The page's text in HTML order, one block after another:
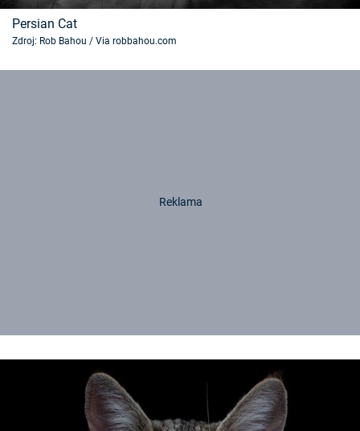
Persian Cat
Zdroj: Rob Bahou / Via robbahou.com